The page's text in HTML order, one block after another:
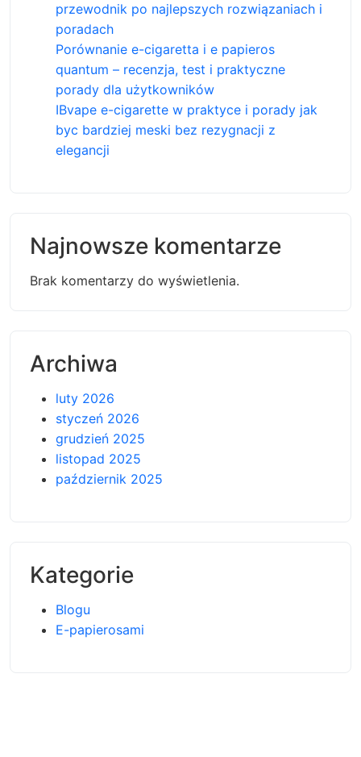
przewodnik po najlepszych rozwiązaniach i
poradach
Porównanie e-cigaretta i e papieros
quantum – recenzja, test i praktyczne
porady dla użytkowników
IBvape e-cigarette w praktyce i porady jak
byc bardziej meski bez rezygnacji z
elegancji
Najnowsze komentarze
Brak komentarzy do wyświetlenia.
Archiwa
luty 2026
styczeń 2026
grudzień 2025
listopad 2025
październik 2025
Kategorie
Blogu
E-papierosami